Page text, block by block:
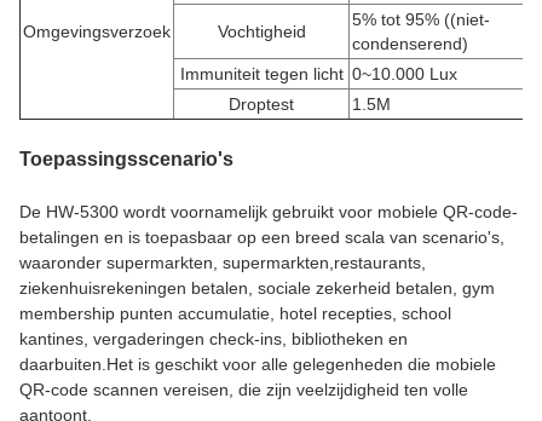
Omgevingsverzoek Vochtigheid
5% tot 95% ((niet-
condenserend)
Immuniteit tegen licht 0~10.000 Lux
Droptest
1.5M
Toepassingsscenario's
De HW-5300 wordt voornamelijk gebruikt voor mobiele QR-code-
betalingen en is toepasbaar op een breed scala van scenario's,
waaronder supermarkten, supermarkten,restaurants,
ziekenhuisrekeningen betalen, sociale zekerheid betalen, gym
membership punten accumulatie, hotel recepties, school
kantines, vergaderingen check-ins, bibliotheken en
daarbuiten.Het is geschikt voor alle gelegenheden die mobiele
QR-code scannen vereisen, die zijn veelzijdigheid ten volle
aantoont.